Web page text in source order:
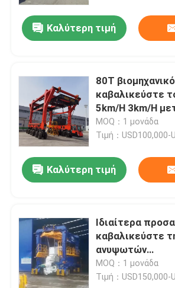
Καλύτερη τιμή
80T
καβαλικεύστε
5km/H 3km/H
το μεγάλου
MOQ：1 μονάδα
Τιμή：USD100,000-
Καλύτερη τιμή
Ιδιαίτερα
καβαλικεύστε
ανυψωτών
μηχανή της
MOQ：1 μονάδα
Τιμή：USD150,000-